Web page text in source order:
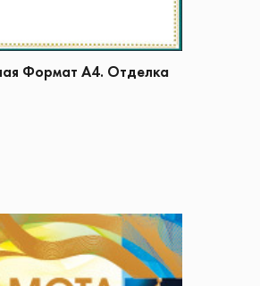
Формат А4. Отделка